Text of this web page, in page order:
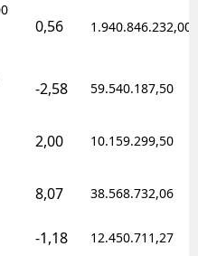
0,56 1.940.846.232,00
-2,58 59.540.187,50
2,00 10.159.299,50
8,07 38.568.732,06
-1,18 12.450.711,27